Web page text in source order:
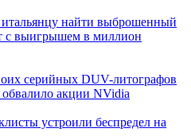
найти выброшенный
с выигрышем в миллион
серийных DUV-литографов
обвалило акции NVidia
устроили беспредел на